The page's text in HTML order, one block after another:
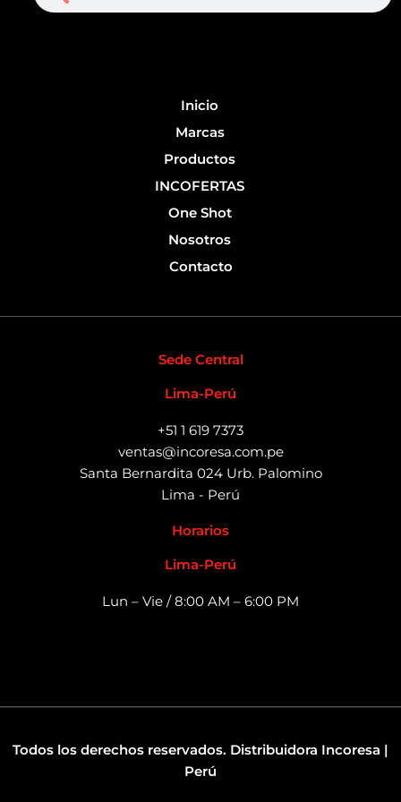
b
f
u
Inicio
Marcas
Productos
INCOFERTAS
One Shot
Nosotros
Contacto
Sede Central
Lima-Perú
+51 1 619 7373
ventas@incoresa.com.pe
Santa Bernardita 024 Urb. Palomino
Lima - Perú
Horarios
Lima-Perú
Lun – Vie / 8:00 AM – 6:00 PM
Todos los derechos reservados. Distribuidora Incoresa |
Perú